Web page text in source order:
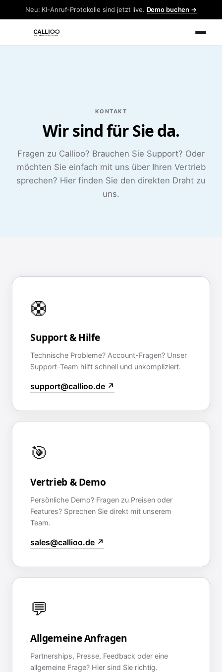
Neu: KI-Anruf-Protokolle sind jetzt live. Demo buchen →
KONTAKT
Wir sind für Sie da.
Fragen zu Callioo? Brauchen Sie Support? Oder
möchten Sie einfach mit uns über Ihren Vertrieb
sprechen? Hier finden Sie den direkten Draht zu
uns.
🛟
Support & Hilfe
Technische Probleme? Account-Fragen? Unser
Support-Team hilft schnell und unkompliziert.
support@callioo.de ↗
🎯
Vertrieb & Demo
Persönliche Demo? Fragen zu Preisen oder
Features? Sprechen Sie direkt mit unserem
Team.
sales@callioo.de ↗
💬
Allgemeine Anfragen
Partnerships, Presse, Feedback oder eine
allgemeine Frage? Hier sind Sie richtig.